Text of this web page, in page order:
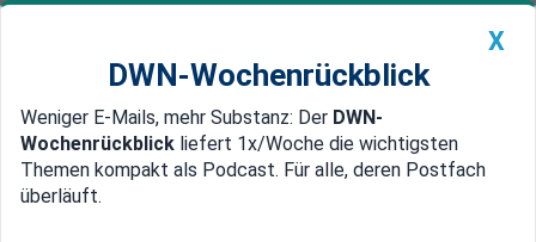
Newsticker MEIN DWN: Geldanlage Premium
Edelmetalle DWN-Magazin China
X
DWN-Wochenrückblick
Weniger E-Mails, mehr Substanz: Der DWN-
Wochenrückblick liefert 1x/Woche die wichtigsten
Themen kompakt als Podcast. Für alle, deren Postfach
überläuft.